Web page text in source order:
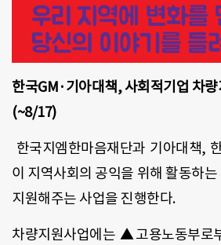
한국GM·기아대책,사회적기업 차
(~8/17)
한국지엠한마음재단과 기아대책,
이 지역사회의 공익을 위해 활동하
지원해주는 사업을 진행한다.
차량지원사업에는 ▲고용노동부로